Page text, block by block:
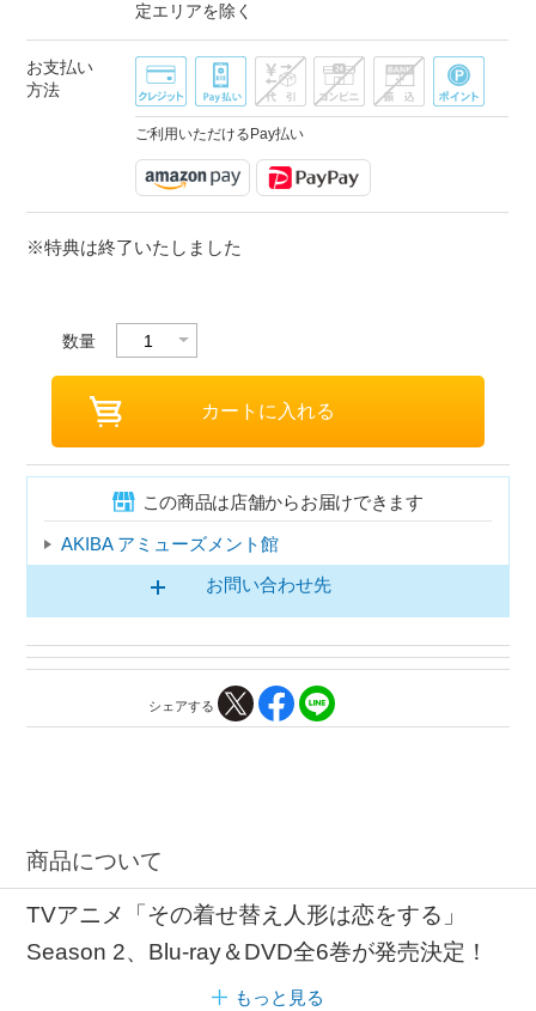
定エリアを除く
お支払い
方法
ご利用いただけるPay払い
※特典は終了いたしました
数量
この商品は店舗からお届けできます
AKIBA アミューズメント館
お問い合わせ先
シェアする
商品について
TVアニメ「その着せ替え人形は恋をする」
Season 2、Blu-ray＆DVD全6巻が発売決定！
もっと見る